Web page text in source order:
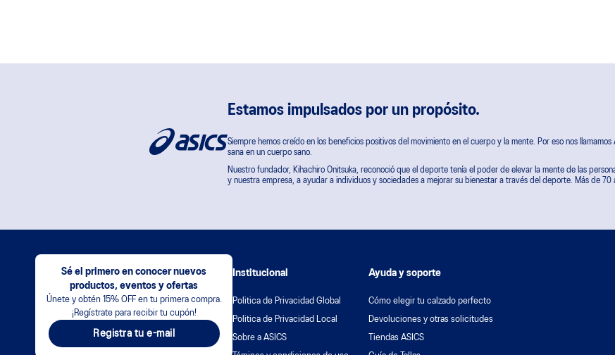
Estamos impulsados por un propósito.
Siempre hemos creído en los beneficios positivos del movimiento en el cuerpo y la mente. Por eso nos llamamos
sana en un cuerpo sano.
Nuestro fundador, Kihachiro Onitsuka, reconoció que el deporte tenía el poder de elevar la mente de las
y nuestra empresa, a ayudar a individuos y sociedades a mejorar su bienestar a través del deporte. Más de 70
Sé el primero en conocer nuevos
productos, eventos y ofertas
Únete y obtén 15% OFF en tu primera compra.
¡Regístrate para recibir tu cupón!
Registra tu e-mail
Institucional
Politica de Privacidad Global
Politica de Privacidad Local
Sobre a ASICS
Ayuda y soporte
Cómo elegir tu calzado perfecto
Devoluciones y otras solicitudes
Tiendas ASICS